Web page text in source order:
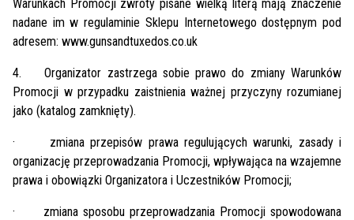
Warunkach Promocji zwroty pisane wielką literą mają znaczenie
nadane im w regulaminie Sklepu Internetowego dostępnym pod
adresem: www.gunsandtuxedos.co.uk
4.Organizator zastrzega sobie prawo do zmiany Warunków
Promocji w przypadku zaistnienia ważnej przyczyny rozumianej
jako (katalog zamknięty).
· zmiana przepisów prawa regulujących warunki, zasady i
organizację przeprowadzania Promocji, wpływająca na wzajemne
prawa i obowiązki Organizatora i Uczestników Promocji;
· zmiana sposobu przeprowadzania Promocji spowodowana